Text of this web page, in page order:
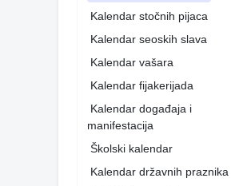
Kalendar stočnih pijaca
Kalendar seoskih slava
Kalendar vašara
Kalendar fijakerijada
Kalendar događaja i
manifestacija
Školski kalendar
Kalendar državnih praznika